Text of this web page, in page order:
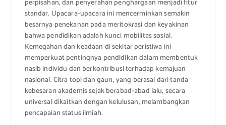
perpisahan, dan penyerahan penghargaan menjadi fitur
standar. Upacara-upacara ini mencerminkan semakin
besarnya penekanan pada meritokrasi dan keyakinan
bahwa pendidikan adalah kunci mobilitas sosial.
Kemegahan dan keadaan di sekitar peristiwa ini
memperkuat pentingnya pendidikan dalam membentuk
nasib individu dan berkontribusi terhadap kemajuan
nasional. Citra topi dan gaun, yang berasal dari tanda
kebesaran akademis sejak berabad-abad lalu, secara
universal dikaitkan dengan kelulusan, melambangkan
pencapaian status ilmiah.